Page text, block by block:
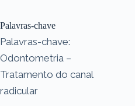
Palavras-chave
Palavras-chave:
Odontometria –
Tratamento do canal
radicular